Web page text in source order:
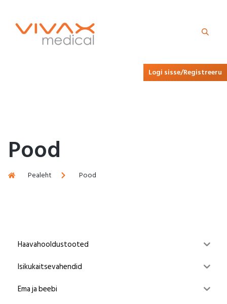
Logi sisse/Registreeru
Pood
Pealeht Pood
Haavahooldustooted
Isikukaitsevahendid
Ema ja beebi